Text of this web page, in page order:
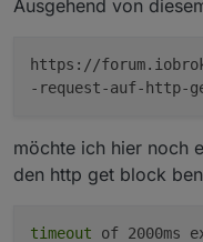
Ausgehend von
https://
-request-auf-http-
möchte ich hier noch
den http get block
timeout of 2000ms